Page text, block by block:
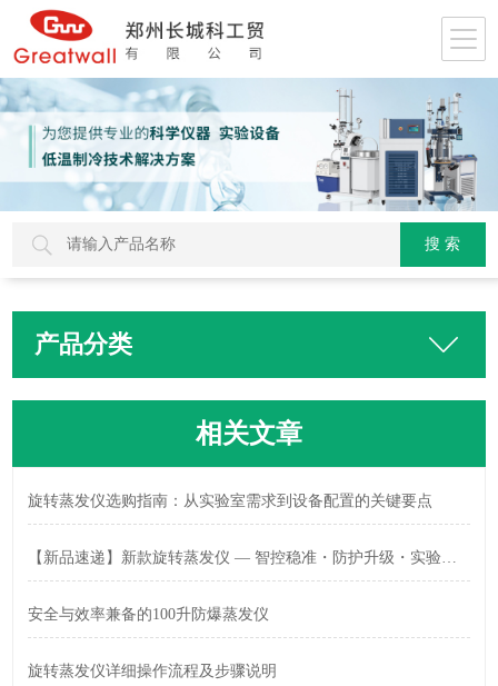
产品分类
相关文章
旋转蒸发仪选购指南：从实验室需求到设备配置的关键要点
【新品速递】新款旋转蒸发仪 — 智控稳准・防护升级・实验安心
安全与效率兼备的100升防爆蒸发仪
旋转蒸发仪详细操作流程及步骤说明